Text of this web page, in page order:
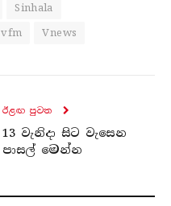
Sinhala
vfm Vnews
ඊළඟ පුව​ත
13 වැනිදා සිට වැසෙන
පාසල් මෙන්න